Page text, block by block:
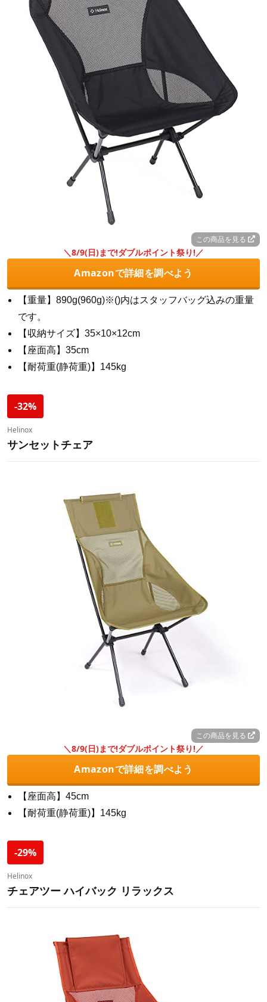
この商品を見る
＼8/9(日)まで!ダブルポイント祭り!／
Amazonで詳細を調べよう
【重量】890g(960g)※()内はスタッフバッグ込みの重量
です。
【収納サイズ】35×10×12cm
【座面高】35cm
【耐荷重(静荷重)】145kg
-32%
Helinox
サンセットチェア
この商品を見る
＼8/9(日)まで!ダブルポイント祭り!／
Amazonで詳細を調べよう
【座面高】45cm
【耐荷重(静荷重)】145kg
-29%
Helinox
チェアツー ハイバック リラックス